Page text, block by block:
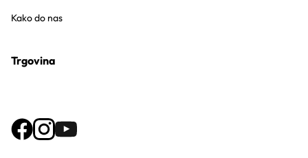
Kako do nas
Trgovina